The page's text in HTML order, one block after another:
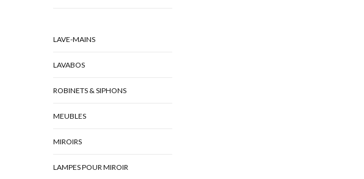
LAVE-MAINS
LAVABOS
ROBINETS & SIPHONS
MEUBLES
MIROIRS
LAMPES POUR MIROIR